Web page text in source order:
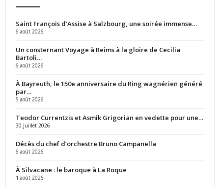
Saint François d’Assise à Salzbourg, une soirée immense…
6 août 2026
Un consternant Voyage à Reims à la gloire de Cecilia
Bartoli…
6 août 2026
À Bayreuth, le 150e anniversaire du Ring wagnérien généré
par…
5 août 2026
Teodor Currentzis et Asmik Grigorian en vedette pour une…
30 juillet 2026
Décès du chef d’orchestre Bruno Campanella
6 août 2026
À Silvacane : le baroque à La Roque
1 août 2026